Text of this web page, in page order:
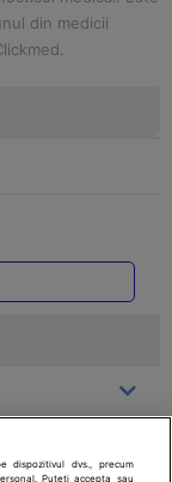
din medicii
dispozitivul dvs., precum
Puteți accepta sau